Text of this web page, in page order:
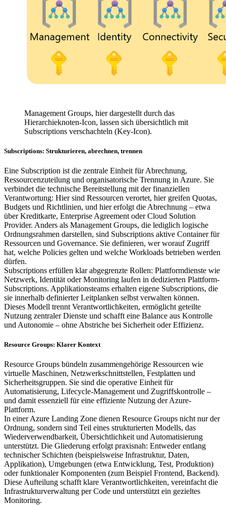
Management Groups, hier dargestellt durch das
Hierarchieknoten-Icon, lassen sich übersichtlich mit
Subscriptions verschachteln (Key-Icon).
Subscriptions: Strukturieren, abrechnen, trennen
Eine Subscription ist die zentrale Einheit für Abrechnung,
Ressourcenzuteilung und organisatorische Trennung in Azure. Sie
verbindet die technische Bereitstellung mit der finanziellen
Verantwortung: Hier sind Ressourcen verortet, hier greifen Quotas,
Budgets und Richtlinien, und hier erfolgt die Abrechnung – etwa
über Kreditkarte, Enterprise Agreement oder Cloud Solution
Provider. Anders als Management Groups, die lediglich logische
Ordnungsrahmen darstellen, sind Subscriptions aktive Container für
Ressourcen und Governance. Sie definieren, wer worauf Zugriff
hat, welche Policies gelten und welche Workloads betrieben werden
dürfen.
Subscriptions erfüllen klar abgegrenzte Rollen: Plattformdienste wie
Netzwerk, Identität oder Monitoring laufen in dedizierten Plattform-
Subscriptions. Applikationsteams erhalten eigene Subscriptions, die
sie innerhalb definierter Leitplanken selbst verwalten können.
Dieses Modell trennt Verantwortlichkeiten, ermöglicht geteilte
Nutzung zentraler Dienste und schafft eine Balance aus Kontrolle
und Autonomie – ohne Abstriche bei Sicherheit oder Effizienz.
Resource Groups: Klarer Kontext
Resource Groups bündeln zusammengehörige Ressourcen wie
virtuelle Maschinen, Netzwerkschnittstellen, Festplatten und
Sicherheitsgruppen. Sie sind die operative Einheit für
Automatisierung, Lifecycle-Management und Zugriffskontrolle –
und damit essenziell für eine effiziente Nutzung der Azure-
Plattform.
In einer Azure Landing Zone dienen Resource Groups nicht nur der
Ordnung, sondern sind Teil eines strukturierten Modells, das
Wiederverwendbarkeit, Übersichtlichkeit und Automatisierung
unterstützt. Die Gliederung erfolgt praxisnah: Entweder entlang
technischer Schichten (beispielsweise Infrastruktur, Daten,
Applikation), Umgebungen (etwa Entwicklung, Test, Produktion)
oder funktionaler Komponenten (zum Beispiel Frontend, Backend).
Diese Aufteilung schafft klare Verantwortlichkeiten, vereinfacht die
Infrastrukturverwaltung per Code und unterstützt ein gezieltes
Monitoring.